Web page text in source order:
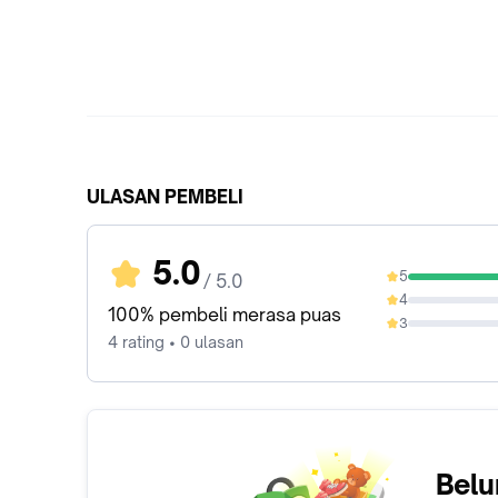
ULASAN PEMBELI
5.0 / 5.0
100% pembeli merasa puas
4 rating • 0 ulasan
5
100%
4
0%
3
0%